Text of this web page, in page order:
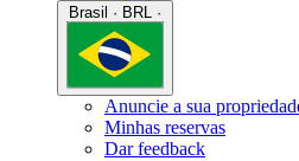
Anuncie a sua
Minhas reservas
Dar feedback